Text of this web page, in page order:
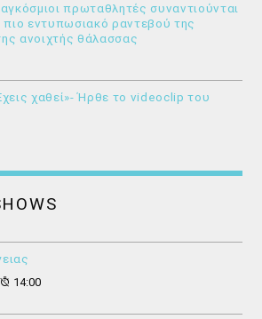
πρωταθλητές συναντιούνται
πιο εντυπωσιακό ραντεβού της
ανοιχτής θάλασσας
χαθεί»- Ήρθε το videoclip του
14:00